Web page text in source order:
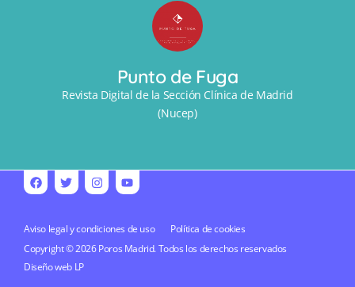
Punto de Fuga
Revista Digital de la Sección Clínica de Madrid
(Nucep)
Aviso legal y condiciones de uso
Política de cookies
Copyright © 2026 Poros Madrid. Todos los derechos reservados
Diseño web LP